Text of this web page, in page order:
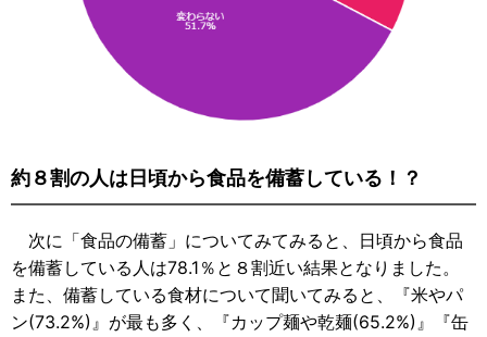
約８割の人は日頃から食品を備蓄している！？
次に「食品の備蓄」についてみてみると、日頃から食品
を備蓄している人は78.1％と８割近い結果となりました。
また、備蓄している食材について聞いてみると、『米やパ
ン(73.2%)』が最も多く、『カップ麺や乾麺(65.2%)』『缶